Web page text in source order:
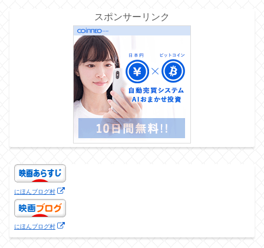
スポンサーリンク
にほんブログ村
にほんブログ村